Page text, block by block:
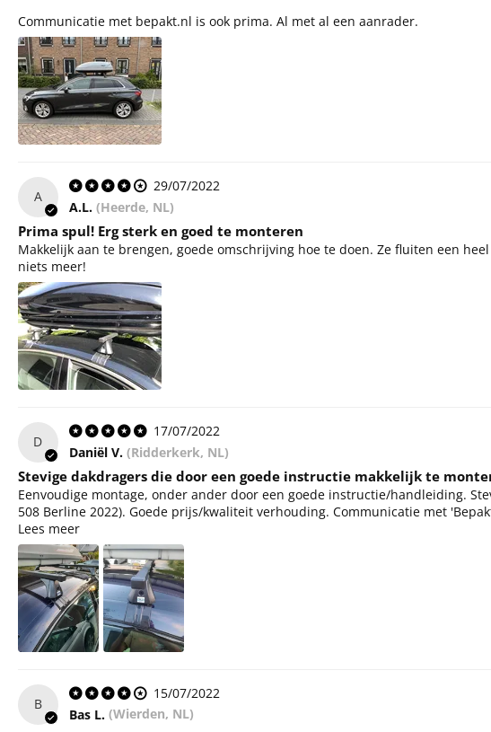
Communicatie met bepakt.nl is ook prima. Al met al een aanrader.
A
29/07/2022
A.L. (Heerde, NL)
Prima spul! Erg sterk en goed te monteren
Makkelijk aan te brengen, goede omschrijving hoe te doen. Ze fluiten een
niets meer!
D
17/07/2022
Daniël V. (Ridderkerk, NL)
Stevige dakdragers die door een goede instructie makkelijk te
Eenvoudige montage, onder ander door een goede instructie/handleiding.
508 Berline 2022). Goede prijs/kwaliteit verhouding. Communicatie met
Lees meer
B
15/07/2022
Bas L. (Wierden, NL)